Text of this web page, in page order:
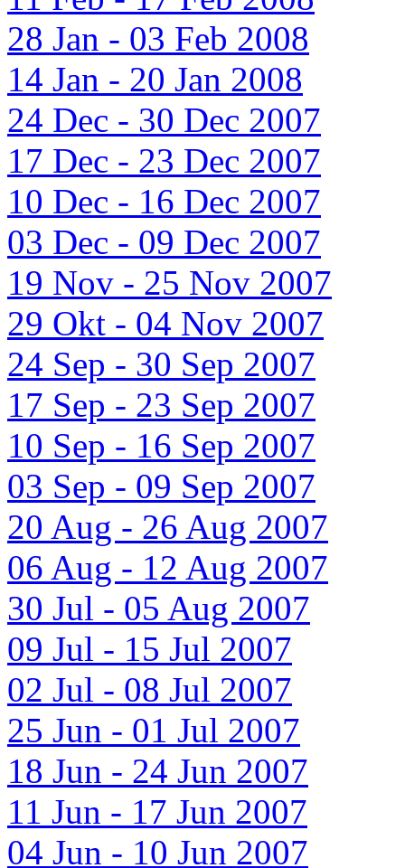
28 Jan - 03 Feb 2008
14 Jan - 20 Jan 2008
24 Dec - 30 Dec 2007
17 Dec - 23 Dec 2007
10 Dec - 16 Dec 2007
03 Dec - 09 Dec 2007
19 Nov - 25 Nov 2007
29 Okt - 04 Nov 2007
24 Sep - 30 Sep 2007
17 Sep - 23 Sep 2007
10 Sep - 16 Sep 2007
03 Sep - 09 Sep 2007
20 Aug - 26 Aug 2007
06 Aug - 12 Aug 2007
30 Jul - 05 Aug 2007
09 Jul - 15 Jul 2007
02 Jul - 08 Jul 2007
25 Jun - 01 Jul 2007
18 Jun - 24 Jun 2007
11 Jun - 17 Jun 2007
04 Jun - 10 Jun 2007